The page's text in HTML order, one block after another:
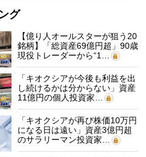
グ
【億り人オールスターが狙う20
銘柄】「総資産69億円超」90歳
現役トレーダーから“1…
「キオクシアが今後も利益を出
し続けるかは分からない」資産
11億円の個人投資家…
「キオクシアが再び株価10万円
になる日は遠い」資産3億円超
のサラリーマン投資家…